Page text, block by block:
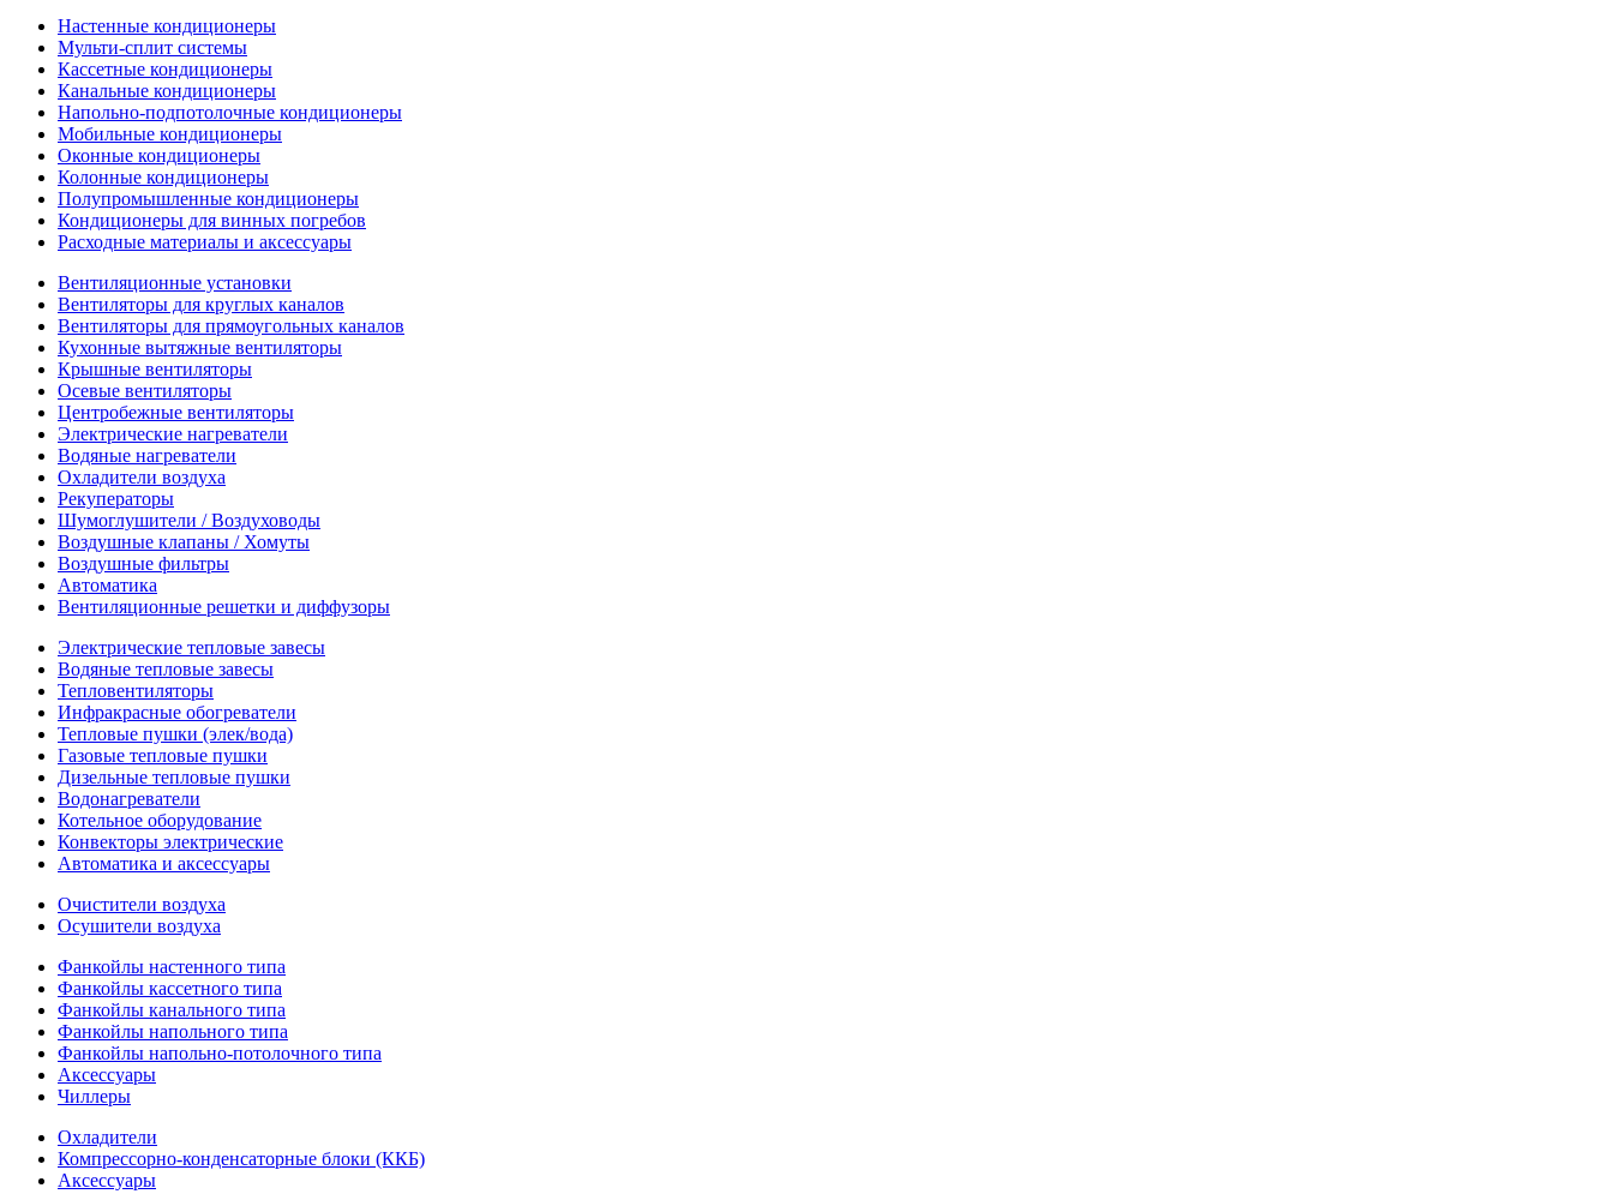
Настенные кондиционеры
Мульти-сплит системы
Кассетные кондиционеры
Канальные кондиционеры
Напольно-подпотолочные кондиционеры
Мобильные кондиционеры
Оконные кондиционеры
Колонные кондиционеры
Полупромышленные кондиционеры
Кондиционеры для винных погребов
Расходные материалы и аксессуары
Вентиляционные установки
Вентиляторы для круглых каналов
Вентиляторы для прямоугольных каналов
Кухонные вытяжные вентиляторы
Крышные вентиляторы
Осевые вентиляторы
Центробежные вентиляторы
Электрические нагреватели
Водяные нагреватели
Охладители воздуха
Рекуператоры
Шумоглушители / Воздуховоды
Воздушные клапаны / Хомуты
Воздушные фильтры
Автоматика
Вентиляционные решетки и диффузоры
Электрические тепловые завесы
Водяные тепловые завесы
Тепловентиляторы
Инфракрасные обогреватели
Тепловые пушки (элек/вода)
Газовые тепловые пушки
Дизельные тепловые пушки
Водонагреватели
Котельное оборудование
Конвекторы электрические
Автоматика и аксессуары
Очистители воздуха
Осушители воздуха
Фанкойлы настенного типа
Фанкойлы кассетного типа
Фанкойлы канального типа
Фанкойлы напольного типа
Фанкойлы напольно-потолочного типа
Аксессуары
Чиллеры
Охладители
Компрессорно-конденсаторные блоки (ККБ)
Аксессуары